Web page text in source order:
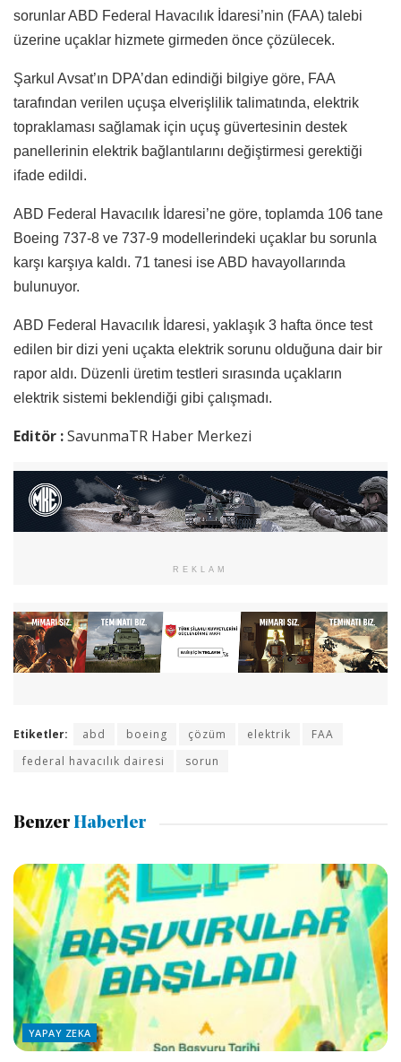
sorunlar ABD Federal Havacılık İdaresi’nin (FAA) talebi
üzerine uçaklar hizmete girmeden önce çözülecek.
Şarkul Avsat’ın DPA’dan edindiği bilgiye göre, FAA
tarafından verilen uçuşa elverişlilik talimatında, elektrik
topraklaması sağlamak için uçuş güvertesinin destek
panellerinin elektrik bağlantılarını değiştirmesi gerektiği
ifade edildi.
ABD Federal Havacılık İdaresi’ne göre, toplamda 106 tane
Boeing 737-8 ve 737-9 modellerindeki uçaklar bu sorunla
karşı karşıya kaldı. 71 tanesi ise ABD havayollarında
bulunuyor.
ABD Federal Havacılık İdaresi, yaklaşık 3 hafta önce test
edilen bir dizi yeni uçakta elektrik sorunu olduğuna dair bir
rapor aldı. Düzenli üretim testleri sırasında uçakların
elektrik sistemi beklendiği gibi çalışmadı.
Editör :SavunmaTR Haber Merkezi
REKLAM
Etiketler: abd boeing çözüm elektrik
FAA
federal havacılık dairesi
sorun
Benzer Haberler
YAPAY ZEKA